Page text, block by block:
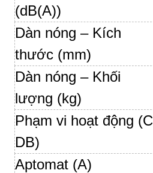
(dB(A))
Dàn nóng – Kích
thước (mm)
Dàn nóng – Khối
lượng (kg)
Phạm vi hoạt động (C
DB)
Aptomat (A)